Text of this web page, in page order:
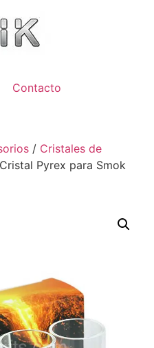
Contacto
/ Cristales de
Pyrex para Smok